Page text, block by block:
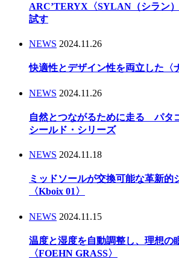
ARC’TERYX〈SYLAN（シラン
試す
NEWS 2024.11.26
快適性とデザイン性を両立した〈
NEWS 2024.11.26
自然とつながるために走る パタ
シールド・シリーズ
NEWS 2024.11.18
ミッドソールが交換可能な革新的
〈Kboix 01〉
NEWS 2024.11.15
温度と湿度を自動調整し、理想の
〈FOEHN GRASS〉